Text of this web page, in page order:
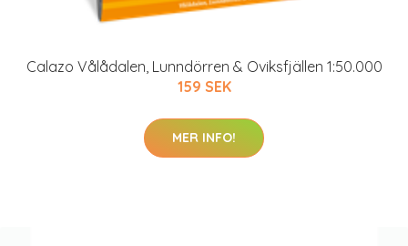
Calazo Vålådalen, Lunndörren & Oviksfjällen 1:50.000
159 SEK
MER INFO!